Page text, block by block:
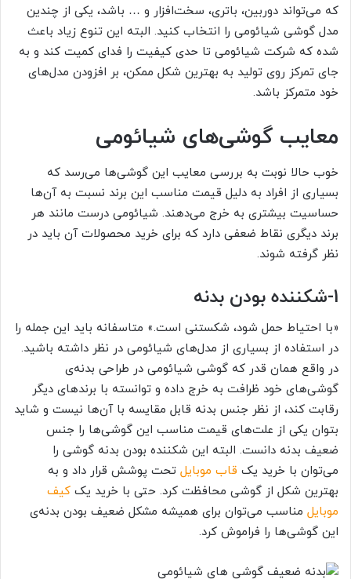
که می‌تواند دوربین، باتری، سخت‌افزار و … باشد، یکی از چندین
مدل گوشی شیائومی را انتخاب کنید. البته این تنوع زیاد باعث
شده که شرکت شیائومی تا حدی کیفیت را فدای کمیت کند و به
جای تمرکز روی تولید به بهترین شکل ممکن، بر افزودن مدل‌های
خود متمرکز باشد.
معایب گوشی‌های شیائومی
خوب حالا نوبت به بررسی معایب این گوشی‌ها می‌رسد که
بسیاری از افراد به دلیل قیمت مناسب این برند نسبت به آن‌‌ها
حساسیت بیشتری به خرج می‌دهند. شیائومی درست مانند هر
برند دیگری نقاط ضعفی دارد که برای خرید محصولات آن باید در
نظر گرفته شوند.
1- شکننده بودن بدنه
«با احتیاط حمل شود، شکستنی است.» متاسفانه باید این جمله را
در استفاده از بسیاری از مدل‌های شیائومی در نظر داشته باشید.
در واقع همان قدر که گوشی شیائومی در طراحی بدنه‌ی
گوشی‌های خود ظرافت به خرج داده و توانسته با برندهای دیگر
رقابت کند، از نظر جنس بدنه قابل مقایسه با آن‌ها نیست و شاید
بتوان یکی از علت‌های قیمت مناسب این گوشی‌ها را جنس
ضعیف بدنه دانست. البته این شکننده بودن بدنه گوشی را
می‌توان با خرید یک قاب موبایل تحت پوشش قرار داد و به
بهترین شکل از گوشی محافظت کرد. حتی با خرید یک کیف
موبایل مناسب می‌توان برای همیشه مشکل ضعیف بودن بدنه‌ی
این گوشی‌ها را فراموش کرد.